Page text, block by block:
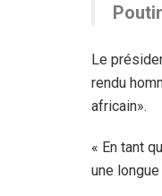
Le
rendu
africain».
« En tant
une